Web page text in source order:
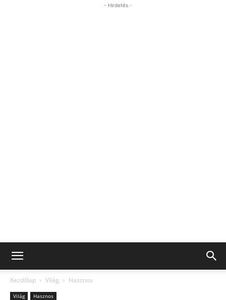
- Hirdetés -
Kezdőlap Világ Hasznos
Világ Hasznos